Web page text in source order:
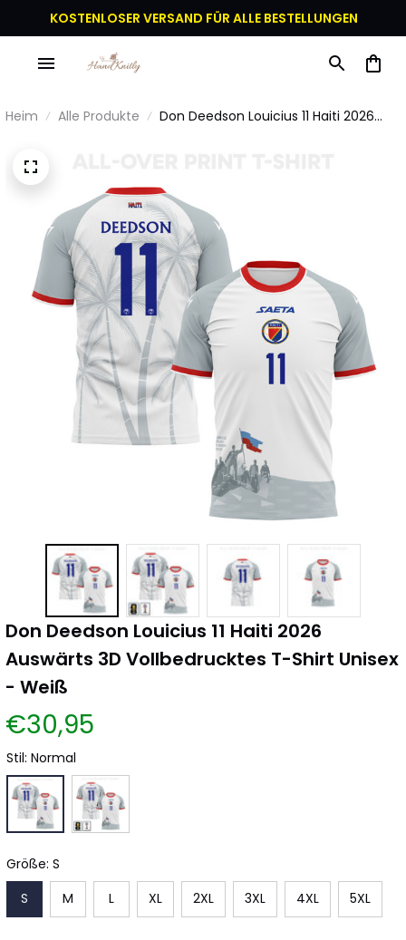
KOSTENLOSER VERSAND FÜR ALLE BESTELLUNGEN
Heim Alle Produkte
Don Deedson Louicius 11 Haiti 2026
Don Deedson Louicius 11 Haiti 2026
Auswärts 3D Vollbedrucktes T-Shirt Unisex
- Weiß
€30,95
Stil: Normal
Größe: S
S
M L XL 2XL 3XL 4XL 5XL